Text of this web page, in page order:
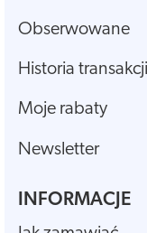
Obserwowane
Historia transakcji
Moje rabaty
Newsletter
INFORMACJE